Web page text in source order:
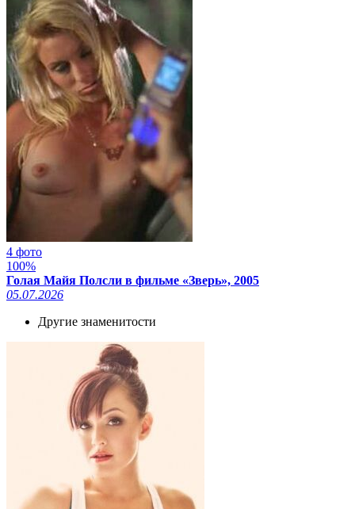
4 фото
100%
Голая Майя Полсли в фильме «Зверь», 2005
05.07.2026
Другие знаменитости